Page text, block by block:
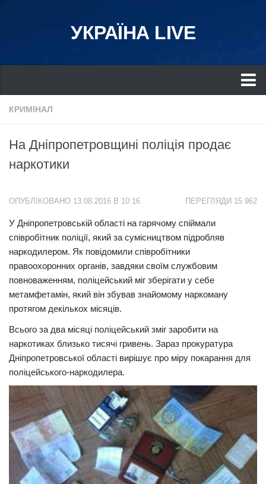
УКРАЇНА LIVE
Україна
Дніпро
Львів
Харків
Донбас
Схід
Прикарпаття
Політика
Світ
Цікаво
Технології
Історії
Рецепти
Привітання
КРИМІНАЛ
На Дніпропетровщині поліція продає
наркотики
ПЕРЕГЛЯДИ 15 962
ОПУБЛІКОВАНО 13.08.2016 В 10:16
У Дніпропетровській області на гарячому спіймали
співробітник поліції, який за сумісництвом підробляв
наркодилером. Як повідомили співробітники
правоохоронних органів, завдяки своїм службовим
повноваженням, поліцейський міг зберігати у себе
метамфетамін, який він збував знайомому наркоману
протягом декількох місяців.
Всього за два місяці поліцейський зміг заробити на
наркотиках близько тисячі гривень. Зараз прокуратура
Дніпропетровської області вирішує про міру покарання для
поліцейського-наркодилера.